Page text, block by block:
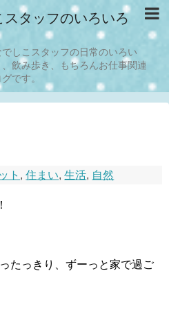
タッフのいろいろ
しこスタッフの日常のいろい
飲み歩き、もちろんお仕事関連
です。
ト ,住まい,生活, 自然
たっきり、ずーっと家で過ご